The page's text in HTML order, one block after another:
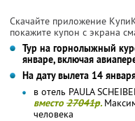
Скачайте приложение
покажите купон с экрана
Тур на горнолыжный
январе, включая
На дату вылета 14
в отель PAULA
вместо 27041р.
человека